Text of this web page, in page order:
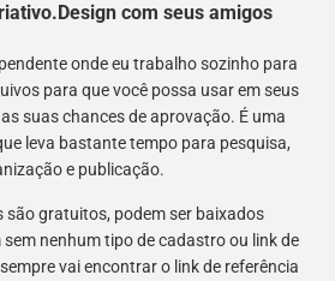
com seus amigos
onde eu trabalho sozinho para
para que você possa usar em seus
suas chances de aprovação. É uma
leva bastante tempo para pesquisa,
e publicação.
são gratuitos, podem ser baixados
nenhum tipo de cadastro ou link de
vai encontrar o link de referência